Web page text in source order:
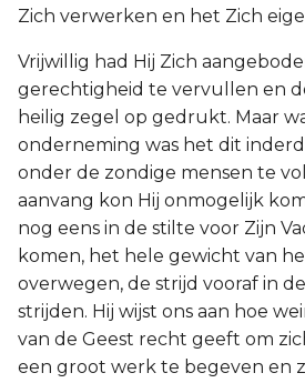
Zich verwerken en het Zich
Vrijwillig had Hij Zich
gerechtigheid te vervullen en
heilig zegel op gedrukt. Maar
onderneming was het dit
onder de zondige mensen te
aanvang kon Hij onmogelijk
nog eens in de stilte voor Zijn
komen, het hele gewicht van
overwegen, de strijd vooraf in
strijden. Hij wijst ons aan hoe
van de Geest recht geeft om
een groot werk te begeven en